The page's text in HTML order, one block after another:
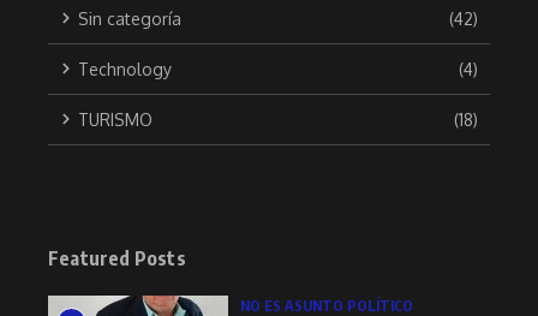
Sin categoría (42)
Technology (4)
TURISMO (18)
Featured Posts
NO ES ASUNTO POLÍTICO